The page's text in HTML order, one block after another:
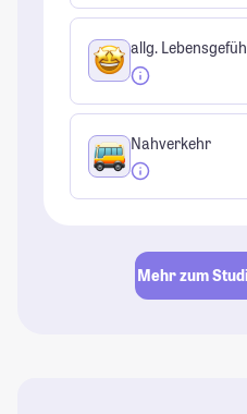
allg.
Nahverkehr
Mehr zum